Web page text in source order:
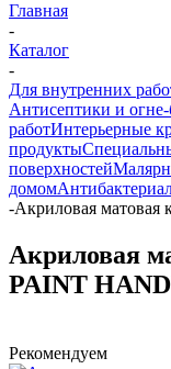
Главная
-
Каталог
-
Для внутренних
Антисептики и
работИнтерьерные
продукты
поверхностей
домом
-Акриловая
Акриловая
PAINT
Рекомендуем